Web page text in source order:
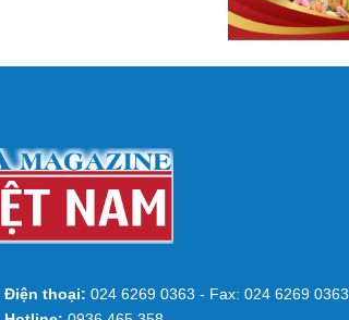
Điện thoại: 024 6269 0363 - Fax: 024 6269 0363